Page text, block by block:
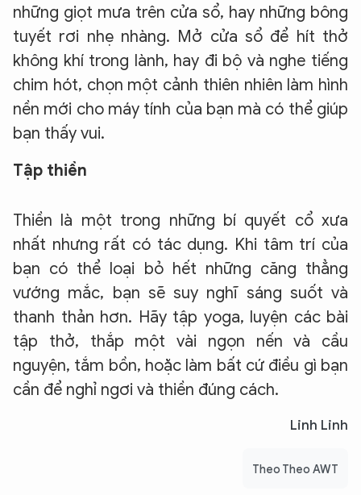
những giọt mưa trên cửa sổ, hay những bông
tuyết rơi nhẹ nhàng. Mở cửa sổ để hít thở
không khí trong lành, hay đi bộ và nghe tiếng
chim hót, chọn một cảnh thiên nhiên làm hình
nền mới cho máy tính của bạn mà có thể giúp
bạn thấy vui.
Tập thiền
Thiền là một trong những bí quyết cổ xưa
nhất nhưng rất có tác dụng. Khi tâm trí của
bạn có thể loại bỏ hết những căng thẳng
vướng mắc, bạn sẽ suy nghĩ sáng suốt và
thanh thản hơn. Hãy tập yoga, luyện các bài
tập thở, thắp một vài ngọn nến và cầu
nguyện, tắm bồn, hoặc làm bất cứ điều gì bạn
cần để nghỉ ngơi và thiền đúng cách.
Linh Linh
Theo Theo AWT